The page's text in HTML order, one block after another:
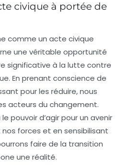
civique à portée de
comme un acte civique
une véritable opportunité
significative à la lutte contre
En prenant conscience de
pour les réduire, nous
acteurs du changement.
pouvoir d’agir pour un avenir
nos forces et en sensibilisant
faire de la transition
une réalité.